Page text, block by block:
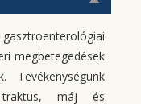
megbetegedések
Tevékenységünk
traktus, máj és